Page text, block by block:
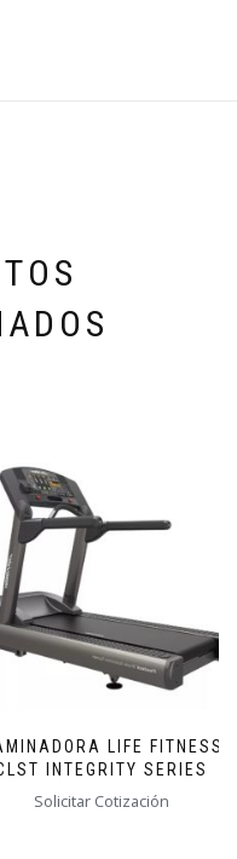
LIFE FITNESS
INTEGRITY SERIES
Solicitar Cotización